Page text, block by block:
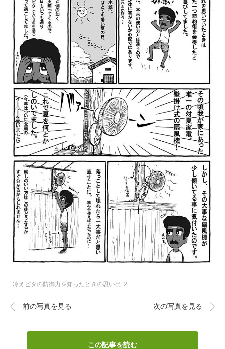
冷えピタの防御力を知ったときの思い出_2
前の写真を見る 次の写真を見る
この記事を読む